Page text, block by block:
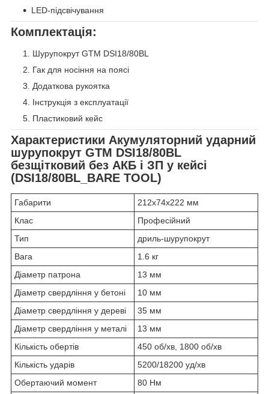
LED-підсвічування
Комплектація:
Шурупокрут GTM DSI18/80BL
Гак для носіння на поясі
Додаткова рукоятка
Інструкція з експлуатації
Пластиковий кейс
Характеристики Акумуляторний ударний
шурупокрут GTM DSI18/80BL
безщітковий без АКБ і ЗП у кейсі
(DSI18/80BL_BARE TOOL)
Габарити
212x74x222 мм
Клас
Професійний
Тип
дриль-шурупокрут
Вага
1.6 кг
Діаметр патрона
13 мм
Діаметр свердління у бетоні
10 мм
Діаметр свердління у дереві
35 мм
Діаметр свердління у металі
13 мм
Кількість обертів
450 об/хв, 1800 об/хв
Кількість ударів
5200/18200 уд/хв
Обертаючий момент
80 Нм